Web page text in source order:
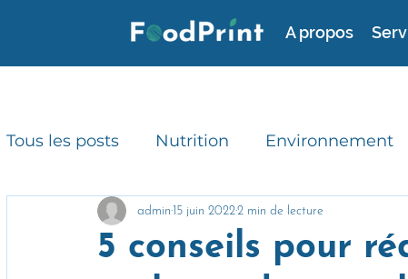
A propos
Tous les posts Nutrition Environnement
Consommation durable RSE
5 conseils pour
admin 15 juin 20222 min de lecture